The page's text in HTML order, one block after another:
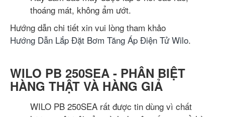
thoáng mát, không ẩm ướt.
Hướng dẫn chi tiết xin vui lòng tham khảo
Hướng Dẫn Lắp Đặt Bơm Tăng Áp Điện Tử Wilo.
WILO PB 250SEA - PHÂN BIỆT
HÀNG THẬT VÀ HÀNG GIẢ
WILO PB 250SEA rất được tin dùng vì chất